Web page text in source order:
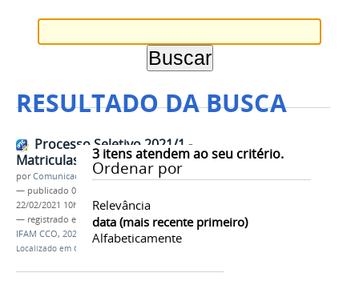
RESULTADO DA BUSCA
3itens atendem ao seu critério.
Ordenar por
Relevância
data (mais recente primeiro)
Alfabeticamente
Processo Seletivo 2021/1 -
Matriculas Prorrogadas
porComunicação COARI
— publicado 09/02/2021
22/02/2021 10h06
— registrado em:
Matrícula,PROCESSO SELETIVO,
IFAM CCO, 2021/1
Localizado em CAMPUS